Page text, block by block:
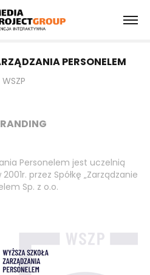
PERSONELEM
WSZP
Personelem jest uczelnią
przez Spółkę „Zarządzanie
Sp. z o.o.